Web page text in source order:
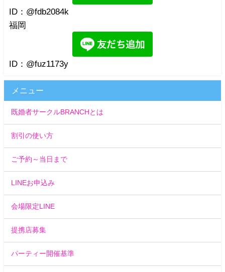
ID：@fdb2084k
福岡
ID：@fuz1173y
メニュー
既婚者サークルBRANCHとは
割引の使い方
ご予約～当日まで
LINEお申込み
会場限定LINE
提携店募集
パーティー開催基準